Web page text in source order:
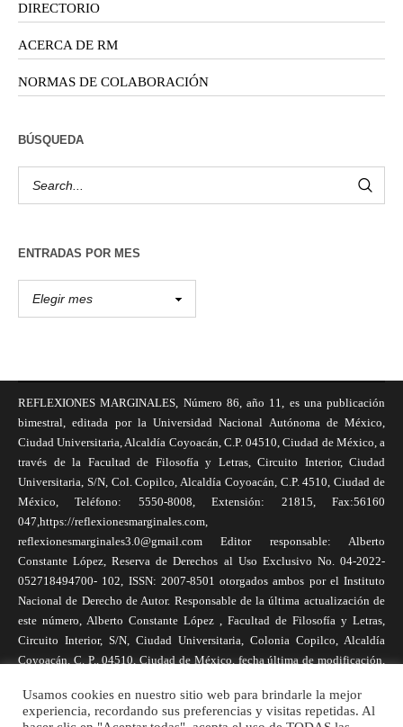
DIRECTORIO
ACERCA DE RM
NORMAS DE COLABORACIÓN
BÚSQUEDA
ENTRADAS POR MES
REFLEXIONES MARGINALES, Número 86, año 11, es una publicación
bimestral, editada por la Universidad Nacional Autónoma de México,
Ciudad Universitaria, Alcaldía Coyoacán, C.P. 04510, Ciudad de México, a
través de la Facultad de Filosofía y Letras, Circuito Interior, Ciudad
Universitaria, S/N, Col. Copilco, Alcaldía Coyoacán, C.P. 4510, Ciudad de
México, Teléfono: 5550-8008, Extensión: 21815, Fax:56160
047,https://reflexionesmarginales.com,
reflexionesmarginales3.0@gmail.com Editor responsable: Alberto
Constante López, Reserva de Derechos al Uso Exclusivo No. 04-2022-
052718494700- 102, ISSN: 2007-8501 otorgados ambos por el Instituto
Nacional de Derecho de Autor. Responsable de la última actualización de
este número, Alberto Constante López , Facultad de Filosofía y Letras,
Circuito Interior, S/N, Ciudad Universitaria, Colonia Copilco, Alcaldía
Coyoacán, C. P., 04510, Ciudad de México, fecha última de modificación,
necesariamente reflejan la postura de la revista, ni de Universidad Nacional
Autónoma de México. Los autores son responsables de los contenidos de
Usamos cookies en nuestro sitio web para brindarle la mejor
experiencia, recordando sus preferencias y visitas repetidas. Al